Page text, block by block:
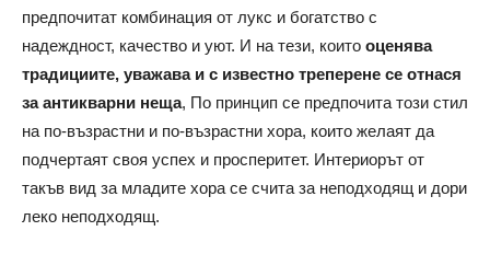
предпочитат комбинация от лукс и богатство с
надеждност, качество и уют. И на тези, които оценява
традициите, уважава и с известно треперене се отнася
за антикварни неща, По принцип се предпочита този стил
на по-възрастни и по-възрастни хора, които желаят да
подчертаят своя успех и просперитет. Интериорът от
такъв вид за младите хора се счита за неподходящ и дори
леко неподходящ.